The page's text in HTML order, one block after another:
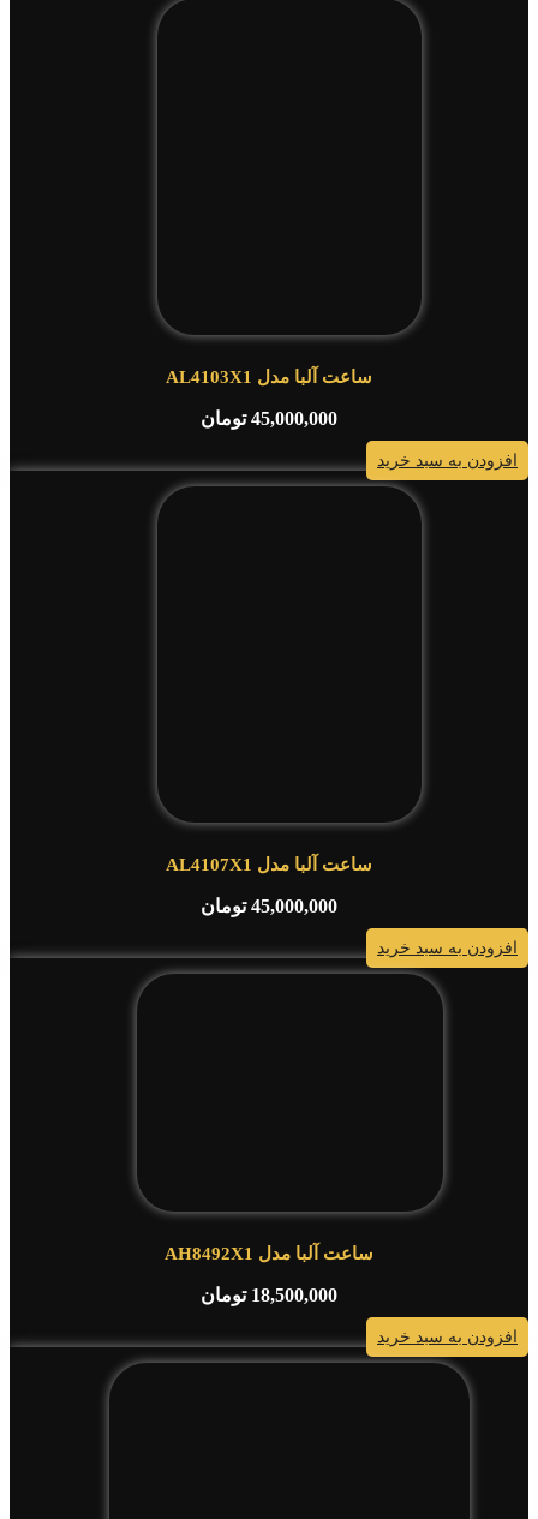
ساعت آلبا مدل AL4103X1
45,000,000 تومان
افزودن به سبد خرید
ساعت آلبا مدل AL4107X1
45,000,000 تومان
افزودن به سبد خرید
ساعت آلبا مدل AH8492X1
18,500,000 تومان
افزودن به سبد خرید